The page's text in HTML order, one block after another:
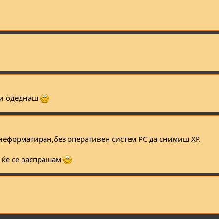
одеднаш
оперативен систем PC да снимиш XP.
се распрашам